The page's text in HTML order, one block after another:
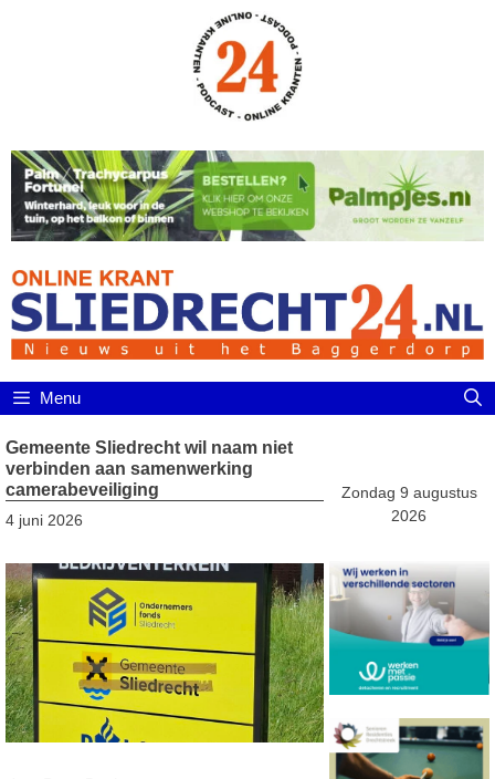
Menu
Gemeente Sliedrecht wil naam niet
verbinden aan samenwerking
camerabeveiliging
4 juni 2026
Zondag 9 augustus
2026